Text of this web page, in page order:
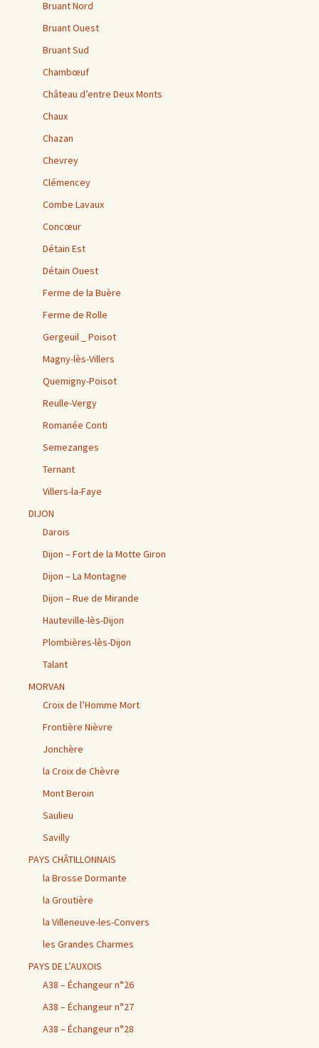
Bruant Nord
Bruant Ouest
Bruant Sud
Chambœuf
Château d’entre Deux Monts
Chaux
Chazan
Chevrey
Clémencey
Combe Lavaux
Concœur
Détain Est
Détain Ouest
Ferme de la Buère
Ferme de Rolle
Gergeuil _ Poisot
Magny-lès-Villers
Quemigny-Poisot
Reulle-Vergy
Romanée Conti
Semezanges
Ternant
Villers-la-Faye
DIJON
Darois
Dijon – Fort de la Motte Giron
Dijon – La Montagne
Dijon – Rue de Mirande
Hauteville-lès-Dijon
Plombières-lès-Dijon
Talant
MORVAN
Croix de l’Homme Mort
Frontière Nièvre
Jonchère
la Croix de Chèvre
Mont Beroin
Saulieu
Savilly
PAYS CHÂTILLONNAIS
la Brosse Dormante
la Groutière
la Villeneuve-les-Convers
les Grandes Charmes
PAYS DE L’AUXOIS
A38 – Échangeur n°26
A38 – Échangeur n°27
A38 – Échangeur n°28